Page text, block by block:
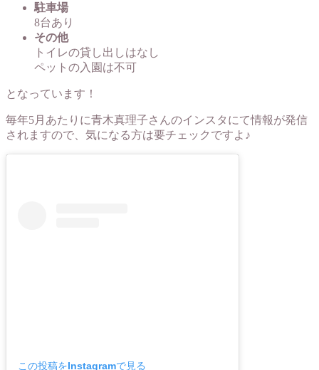
駐車場
8台あり
その他
トイレの貸し出しはなし
ペットの入園は不可
となっています！
毎年5月あたりに青木真理子さんのインスタにて情報が発信
されますので、気になる方は要チェックですよ♪
この投稿をInstagramで見る